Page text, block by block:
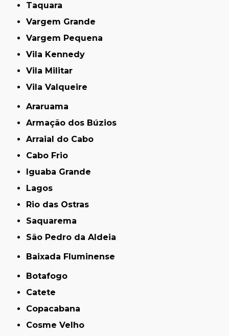
Taquara
Vargem Grande
Vargem Pequena
Vila Kennedy
Vila Militar
Vila Valqueire
Araruama
Armação dos Búzios
Arraial do Cabo
Cabo Frio
Iguaba Grande
Lagos
Rio das Ostras
Saquarema
São Pedro da Aldeia
Baixada Fluminense
Botafogo
Catete
Copacabana
Cosme Velho